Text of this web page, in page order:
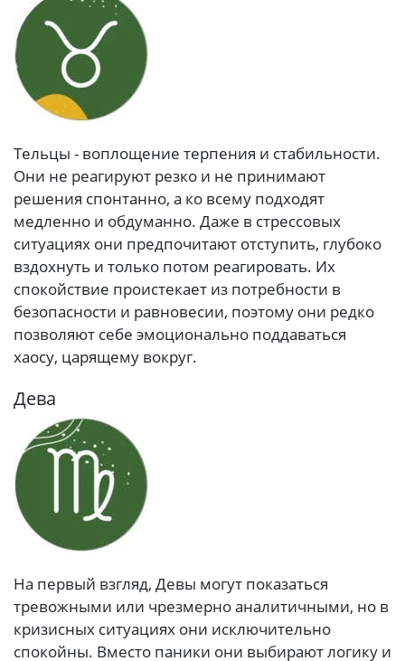
Тельцы - воплощение терпения и стабильности.
Они не реагируют резко и не принимают
решения спонтанно, а ко всему подходят
медленно и обдуманно. Даже в стрессовых
ситуациях они предпочитают отступить, глубоко
вздохнуть и только потом реагировать. Их
спокойствие проистекает из потребности в
безопасности и равновесии, поэтому они редко
позволяют себе эмоционально поддаваться
хаосу, царящему вокруг.
Дева
На первый взгляд, Девы могут показаться
тревожными или чрезмерно аналитичными, но в
кризисных ситуациях они исключительно
спокойны. Вместо паники они выбирают логику и